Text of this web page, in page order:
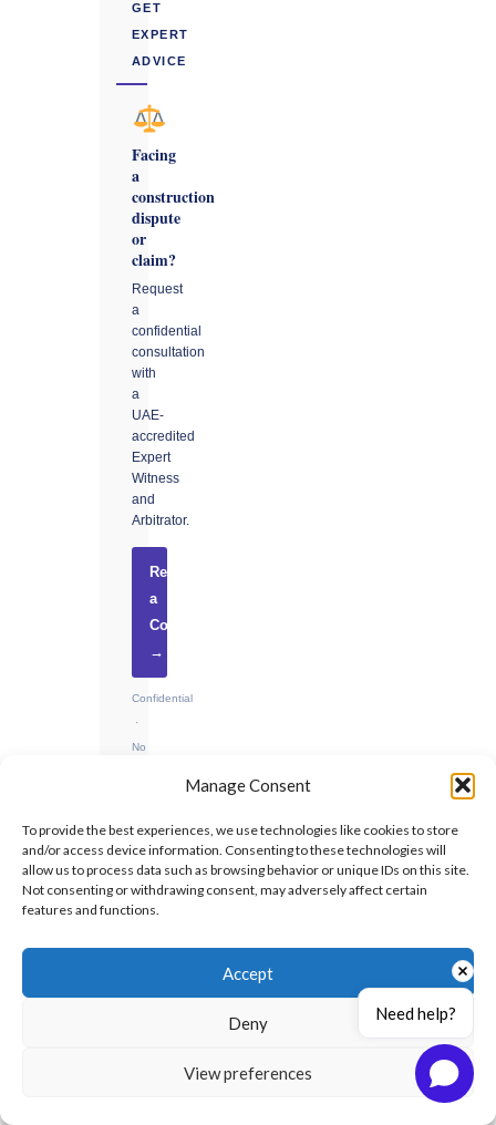
Manage Consent
To provide the best experiences, we use technologies like cookies to store
and/or access device information. Consenting to these technologies will
allow us to process data such as browsing behavior or unique IDs on this site.
Not consenting or withdrawing consent, may adversely affect certain
features and functions.
Accept
Deny
View preferences
GET
EXPERT
ADVICE
Facing
a
construction
dispute
or
claim?
Request
a
confidential
consultation
with
a
UAE-
accredited
Expert
Witness
and
Arbitrator.
Request
a
Consultation
→
Confidential
·
No
based
Claims |
Need help?